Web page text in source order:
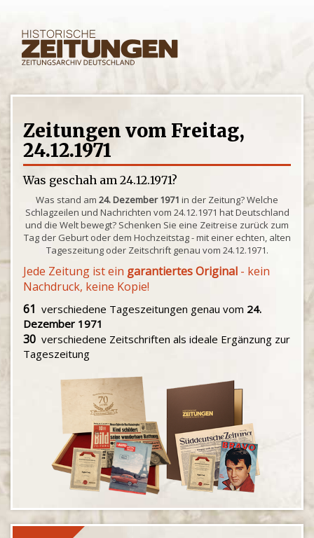
Zeitungen vom Freitag,
24.12.1971
Was geschah am 24.12.1971?
Was stand am 24. Dezember 1971 in der Zeitung? Welche
Schlagzeilen und Nachrichten vom 24.12.1971 hat Deutschland
und die Welt bewegt? Schenken Sie eine Zeitreise zurück zum
Tag der Geburt oder dem Hochzeitstag - mit einer echten, alten
Tageszeitung oder Zeitschrift genau vom 24.12.1971.
Jede Zeitung ist ein garantiertes Original - kein
Nachdruck, keine Kopie!
61 verschiedene Tageszeitungen genau vom 24.
Dezember 1971
30 verschiedene Zeitschriften als ideale Ergänzung zur
Tageszeitung